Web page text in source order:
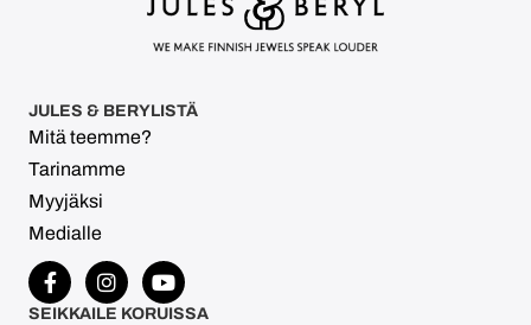
JULES & BERYLISTÄ
Mitä teemme?
Tarinamme
Myyjäksi
Medialle
SEIKKAILE KORUISSA